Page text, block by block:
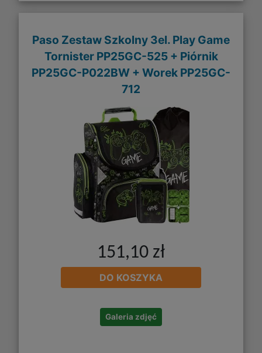
Paso Zestaw Szkolny 3el. Play Game
Tornister PP25GC-525 + Piórnik
PP25GC-P022BW + Worek PP25GC-
712
151,10 zł
DO KOSZYKA
Galeria zdjęć